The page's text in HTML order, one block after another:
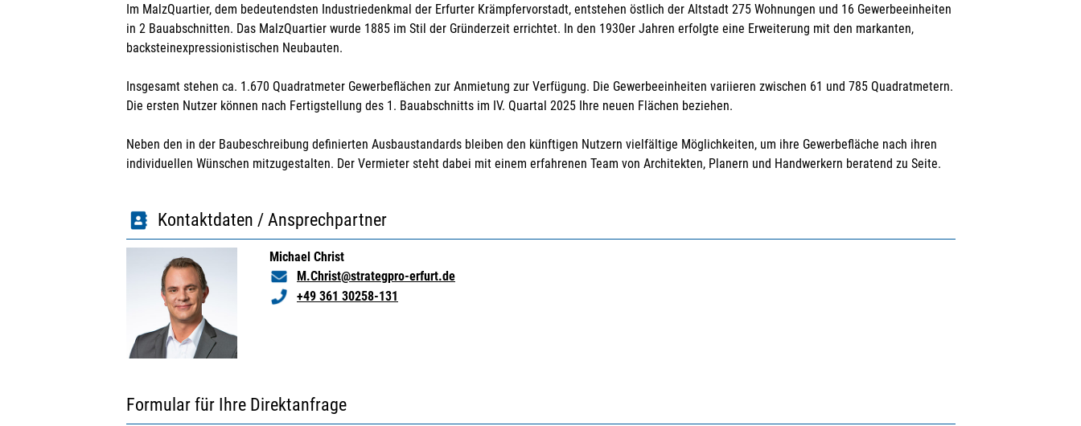
Im MalzQuartier, dem bedeutendsten Industriedenkmal der Erfurter Krämpfervorstadt, entstehen östlich der Altstadt 275 Wohnungen und 16 Gewerbeeinheiten
in 2 Bauabschnitten. Das MalzQuartier wurde 1885 im Stil der Gründerzeit errichtet. In den 1930er Jahren erfolgte eine Erweiterung mit den markanten,
backsteinexpressionistischen Neubauten.
Insgesamt stehen ca. 1.670 Quadratmeter Gewerbeflächen zur Anmietung zur Verfügung. Die Gewerbeeinheiten variieren zwischen 61 und 785 Quadratmetern.
Die ersten Nutzer können nach Fertigstellung des 1. Bauabschnitts im IV. Quartal 2025 Ihre neuen Flächen beziehen.
Neben den in der Baubeschreibung definierten Ausbaustandards bleiben den künftigen Nutzern vielfältige Möglichkeiten, um ihre Gewerbefläche nach ihren
individuellen Wünschen mitzugestalten. Der Vermieter steht dabei mit einem erfahrenen Team von Architekten, Planern und Handwerkern beratend zu Seite.
Kontaktdaten / Ansprechpartner
Michael Christ
M.Christ@strategpro-erfurt.de
+49 361 30258-131
Formular für Ihre Direktanfrage